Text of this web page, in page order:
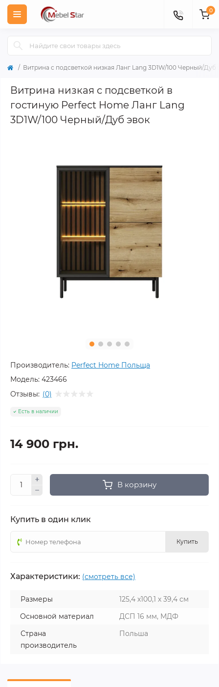
0
Витрина с подсветкой низкая Ланг Lang 3D1W/100 Черный/Дуб
Витрина низкая с подсветкой в
гостиную Perfect Home Ланг Lang
3D1W/100 Черный/Дуб эвок
Производитель: Perfect Home Польща
Модель: 423466
Отзывы: (0)
Есть в наличии
14 900 грн.
В корзину
Купить в один клик
Купить
Характеристики: (смотреть все)
Размеры
125,4 х100,1 х 39,4 см
Основной материал
ДСП 16 мм, МДФ
Страна
производитель
Польша